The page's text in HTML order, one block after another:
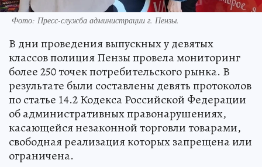
Фото: Пресс-служба администрации г. Пензы.
В дни проведения выпускных у девятых
классов полиция Пензы провела мониторинг
более 250 точек потребительского рынка. В
результате были составлены девять протоколов
по статье 14.2 Кодекса Российской Федерации
об административных правонарушениях,
касающейся незаконной торговли товарами,
свободная реализация которых запрещена или
ограничена.